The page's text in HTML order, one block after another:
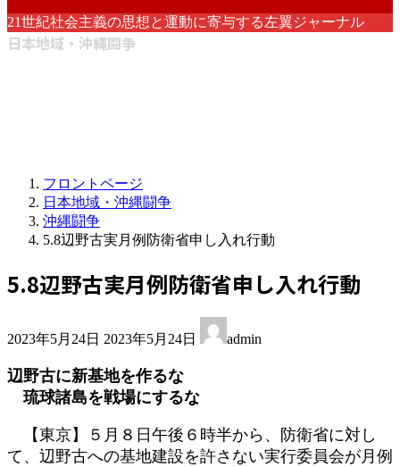
21世紀社会主義の思想と運動に寄与する左翼ジャーナル
日本地域・沖縄闘争
フロントページ
日本地域・沖縄闘争
沖縄闘争
5.8辺野古実月例防衛省申し入れ行動
5.8辺野古実月例防衛省申し入れ行動
2023年5月24日 終
新
日
2023年5月24日 admin
辺野古に新基地を作るな
琉球諸島を戦場にするな
【東京】５月８日午後６時半から、防衛省に対し
て、辺野古への基地建設を許さない実行委員会が月例